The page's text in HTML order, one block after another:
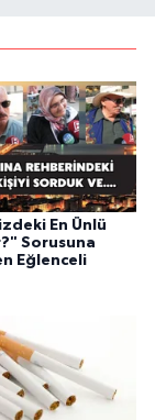
En Ünlü
Sorusuna
Eğlenceli